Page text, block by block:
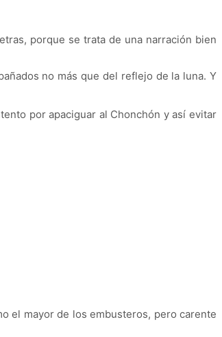
porque se trata de una narración bien
no más que del reflejo de la luna. Y
por apaciguar al Chonchón y así evitar
el mayor de los embusteros, pero carente